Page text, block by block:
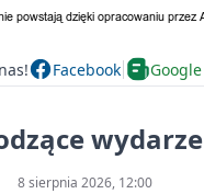
Facebook
8 sierpnia 2026, 12:00